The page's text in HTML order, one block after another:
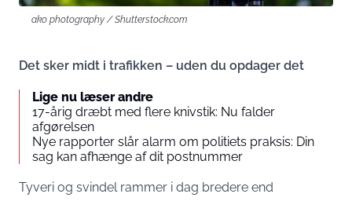
ako photography / Shutterstock.com
Det sker midt i trafikken – uden du opdager det
Lige nu læser andre
17-årig dræbt med flere knivstik: Nu falder
afgørelsen
Nye rapporter slår alarm om politiets praksis: Din
sag kan afhænge af dit postnummer
Tyveri og svindel rammer i dag bredere end